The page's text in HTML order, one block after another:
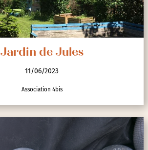
Jardin de Jules
11/06/2023
Association 4bis